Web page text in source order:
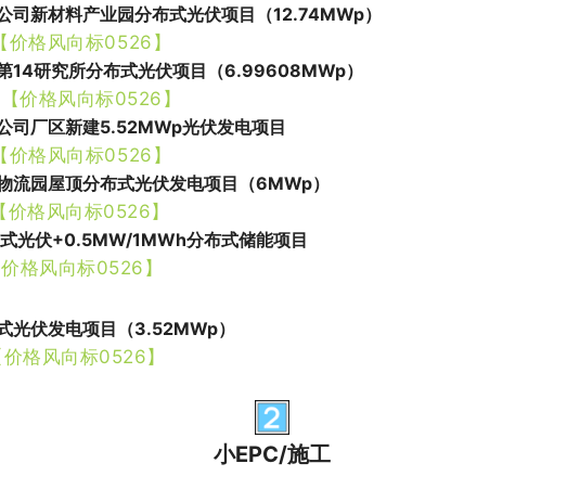
司新材料产业园分布式光伏项目（12.74MWp）
【价格风向标0526】
14研究所分布式光伏项目（6.99608MWp）
【价格风向标0526】
司厂区新建5.52MWp光伏发电项目
【价格风向标0526】
流园屋顶分布式光伏发电项目（6MWp）
【价格风向标0526】
光伏+0.5MW/1MWh分布式储能项目
价格风向标0526】
光伏发电项目（3.52MWp）
价格风向标0526】
小EPC/施工